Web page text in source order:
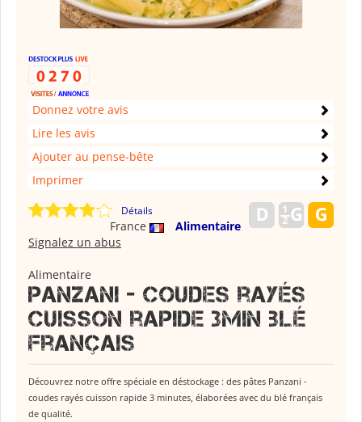
Donnez votre avis
Lire les avis
Ajouter au pense-bête
Imprimer
Détails
France
Alimentaire
Signalez un abus
Alimentaire
Panzani - coudes rayés
cuisson rapide 3min blé
français
Découvrez notre offre spéciale en déstockage : des pâtes Panzani -
coudes rayés cuisson rapide 3 minutes, élaborées avec du blé français
de qualité.